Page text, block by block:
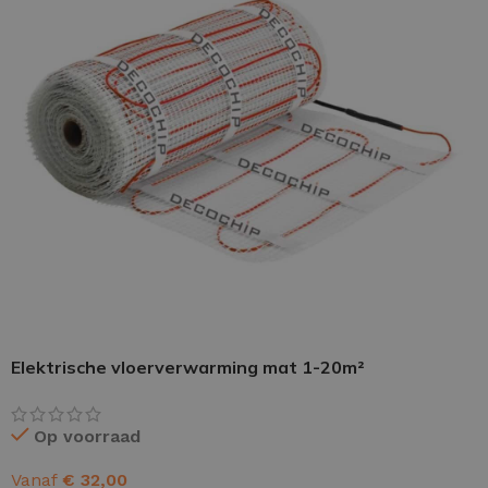
PU GIETVLOER
Gietvloer woonruimte
Tegelprimer
Elektrische vloerverwarming mat 1-20m²
Op voorraad
Vanaf € 32,00